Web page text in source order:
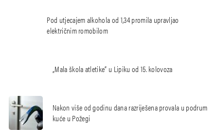
Pod utjecajem alkohola od 1,34 promila upravljao
električnim romobilom
„Mala škola atletike“ u Lipiku od 15. kolovoza
Nakon više od godinu dana razriješena provala u podrum
kuće u Požegi